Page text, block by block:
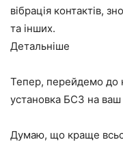
вібрація контактів,
та інших.
Детальніше
Тепер, перейдемо до
установка БСЗ на ваш
Думаю, що краще